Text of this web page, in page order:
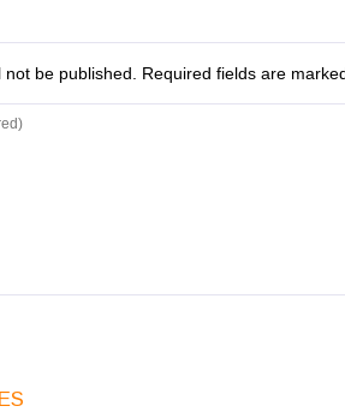
not be published. Required fields are